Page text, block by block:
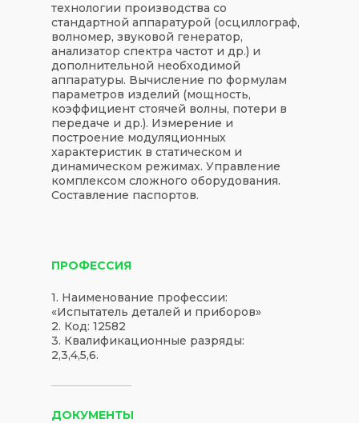
технологии производства со
стандартной аппаратурой (осциллограф,
волномер, звуковой генератор,
анализатор спектра частот и др.) и
дополнительной необходимой
аппаратуры. Вычисление по формулам
параметров изделий (мощность,
коэффициент стоячей волны, потери в
передаче и др.). Измерение и
построение модуляционных
характеристик в статическом и
динамическом режимах. Управление
комплексом сложного оборудования.
Составление паспортов.
ПРОФЕССИЯ
ДОКУМЕНТЫ
1. Наименование профессии:
«Испытатель деталей и приборов»
2. Код: 12582
3. Квалификационные разряды:
2,3,4,5,6.